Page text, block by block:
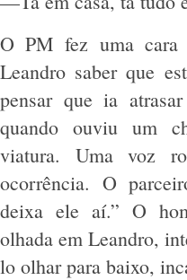
O PM fez uma cara
Leandro saber que
pensar que ia
quando ouviu um
viatura. Uma voz
ocorrência. O
deixa ele aí.” O
olhada em Leandro,
lo olhar para baixo,